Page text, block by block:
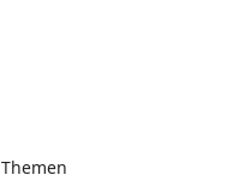
Themen